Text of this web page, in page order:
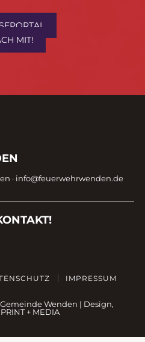
MIT!
· info@feuerwehrwenden.de
IMPRESSUM
Gemeinde Wenden | Design,
PRINT + MEDIA